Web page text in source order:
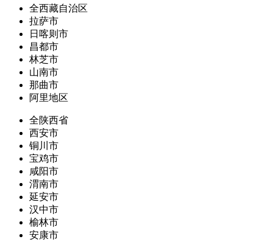
全西藏自治区
拉萨市
日喀则市
昌都市
林芝市
山南市
那曲市
阿里地区
全陕西省
西安市
铜川市
宝鸡市
咸阳市
渭南市
延安市
汉中市
榆林市
安康市